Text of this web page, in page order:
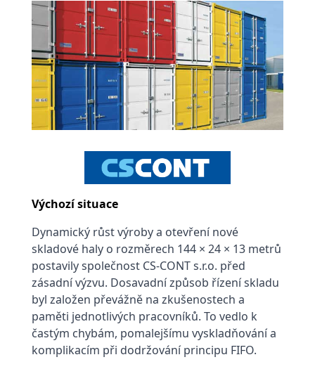
Výchozí situace
Dynamický růst výroby a otevření nové
skladové haly o rozměrech 144 × 24 × 13 metrů
postavily společnost CS-CONT s.r.o. před
zásadní výzvu. Dosavadní způsob řízení skladu
byl založen převážně na zkušenostech a
paměti jednotlivých pracovníků. To vedlo k
častým chybám, pomalejšímu vyskladňování a
komplikacím při dodržování principu FIFO.